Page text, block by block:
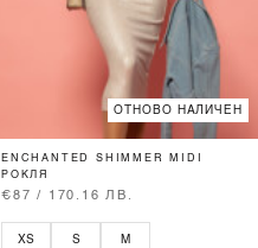
ОТНОВО НАЛИЧЕН
ENCHANTED SHIMMER MIDI
РОКЛЯ
€87 / 170.16 ЛВ.
XS S M